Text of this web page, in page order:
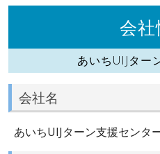
会社
あいちUIJター
会社名
あいちUIJターン支援センタ